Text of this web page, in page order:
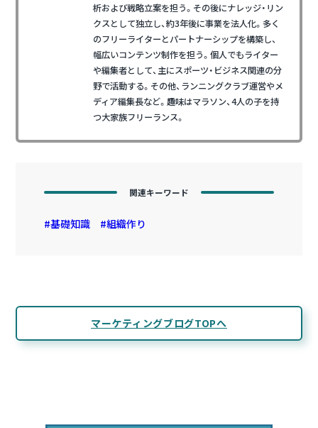
析および戦略立案を担う。その後にナレッジ・リン
クスとして独立し、約3年後に事業を法人化。多く
のフリーライターとパートナーシップを構築し、
幅広いコンテンツ制作を担う。個人でもライター
や編集者として、主にスポーツ・ビジネス関連の分
野で活動する。その他、ランニングクラブ運営やメ
ディア編集長など。趣味はマラソン、4人の子を持
つ大家族フリーランス。
関連キーワード
基礎知識 組織作り
マーケティングブログTOPへ